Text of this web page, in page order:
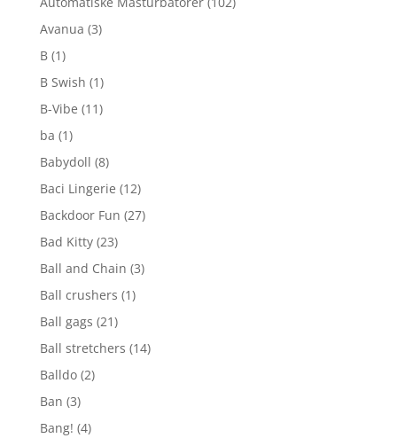
Avanua (3)
B (1)
B Swish (1)
B-Vibe (11)
ba (1)
Babydoll (8)
Baci Lingerie (12)
Backdoor Fun (27)
Bad Kitty (23)
Ball and Chain (3)
Ball crushers (1)
Ball gags (21)
Ball stretchers (14)
Balldo (2)
Ban (3)
Bang! (4)